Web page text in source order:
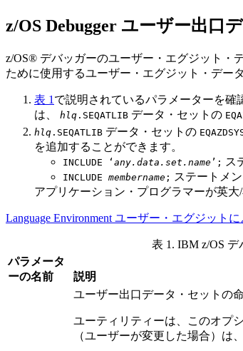
z/OS Debugger ユーザー出口
z/OS® デバッガーのユーザー・エグジット・
ために使用するユーザー・エグジット・デー
表 1 で説明されているパラメーターを確
は、 hlq .SEQATLIB データ・セットの
hlq .SEQATLIB データ・セットの
を追加することができます。
INCLUDE ‘ any.data.set.name ’; ス
INCLUDE membername ; ステートメ
アプリケーション・プログラマーが英
Language Environment ユーザー・エグジット
表 1. IBM z/OS デ
パラメータ
ーの名前
説明
ユーザー出口データ・セットの
ユーティリティーは、このオプ
（ユーザーが変更した場合）は、